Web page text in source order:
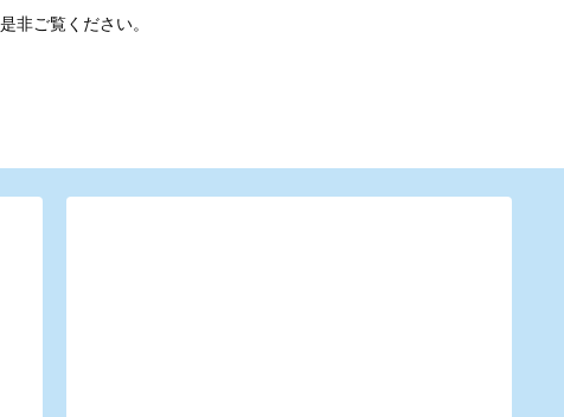
非ご覧ください。